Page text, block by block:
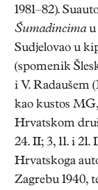
1981–82).
Šumadincimau
Sudjelovao u
(spomenik
i V. Radaušem
kao kustos
Hrvatskom
24. II; 3, 11. i
Hrvatskoga
Zagrebu 1940,